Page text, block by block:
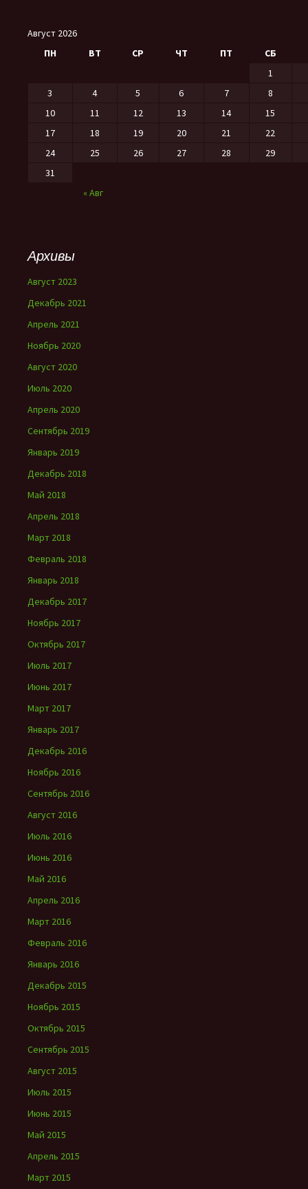
Август 2026
ПН
ВТ СР ЧТ ПТ СБ
« Авг
1
3
4 5 6 7
8
10
11 12 13 14
15
17
18 19 20 21
22
24
25 26 27 28
29
31
Архивы
Август 2023
Декабрь 2021
Апрель 2021
Ноябрь 2020
Август 2020
Июль 2020
Апрель 2020
Сентябрь 2019
Январь 2019
Декабрь 2018
Май 2018
Апрель 2018
Март 2018
Февраль 2018
Январь 2018
Декабрь 2017
Ноябрь 2017
Октябрь 2017
Июль 2017
Июнь 2017
Март 2017
Январь 2017
Декабрь 2016
Ноябрь 2016
Сентябрь 2016
Август 2016
Июль 2016
Июнь 2016
Май 2016
Апрель 2016
Март 2016
Февраль 2016
Январь 2016
Декабрь 2015
Ноябрь 2015
Октябрь 2015
Сентябрь 2015
Август 2015
Июль 2015
Июнь 2015
Май 2015
Апрель 2015
Март 2015